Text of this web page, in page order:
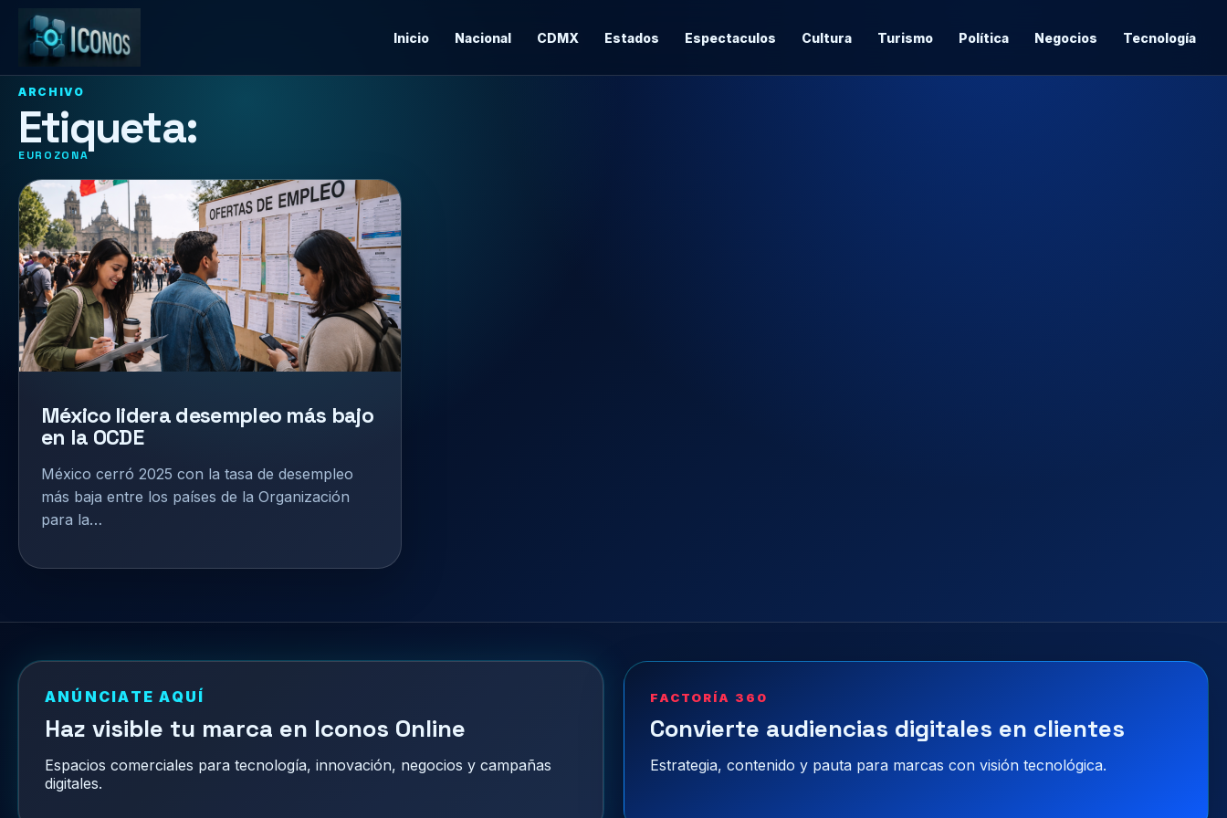
Inicio Nacional CDMX Estados Espectaculos Cultura Turismo Política Negocios Tecnología
ARCHIVO
Etiqueta:
EUROZONA
México lidera desempleo más bajo
en la OCDE
México cerró 2025 con la tasa de desempleo
más baja entre los países de la Organización
para la…
ANÚNCIATE AQUÍ
Haz visible tu marca en Iconos Online
Espacios comerciales para tecnología, innovación, negocios y campañas
digitales.
FACTORÍA 360
Convierte audiencias digitales en clientes
Estrategia, contenido y pauta para marcas con visión tecnológica.